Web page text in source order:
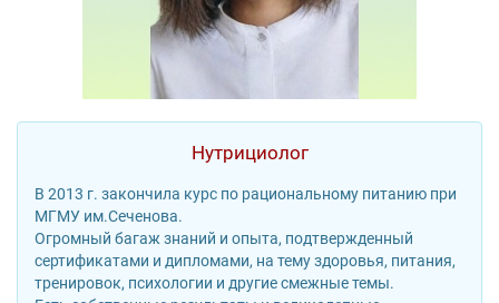
Нутрициолог
В 2013 г. закончила курс по рациональному питанию при
МГМУ им.Сеченова.
Огромный багаж знаний и опыта, подтвержденный
сертификатами и дипломами, на тему здоровья, питания,
тренировок, психологии и другие смежные темы.